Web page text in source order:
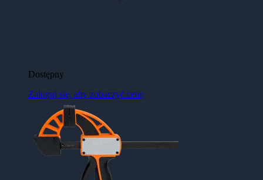
Dostępny
Zaloguj się, aby zobaczyć cenę